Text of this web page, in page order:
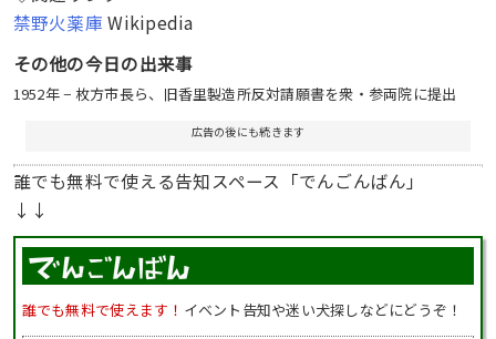
禁野火薬庫 Wikipedia
その他の今日の出来事
1952年 − 枚方市長ら、旧香里製造所反対請願書を衆・参両院に提出
広告の後にも続きます
誰でも無料で使える告知スペース「でんごんばん」
↓↓
誰でも無料で使えます！ イベント告知や迷い犬探しなどにどうぞ！